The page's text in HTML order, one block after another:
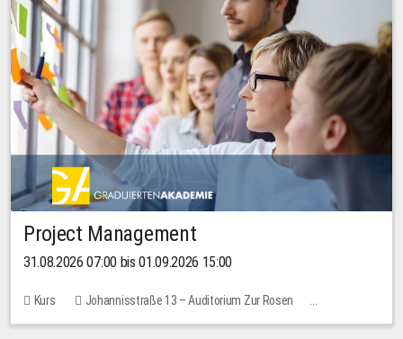
Project Management
31.08.2026 07:00 bis 01.09.2026 15:00
Kurs
Johannisstraße 13 – Auditorium Zur Rosen
Keine freien Plätze
30,00 EUR